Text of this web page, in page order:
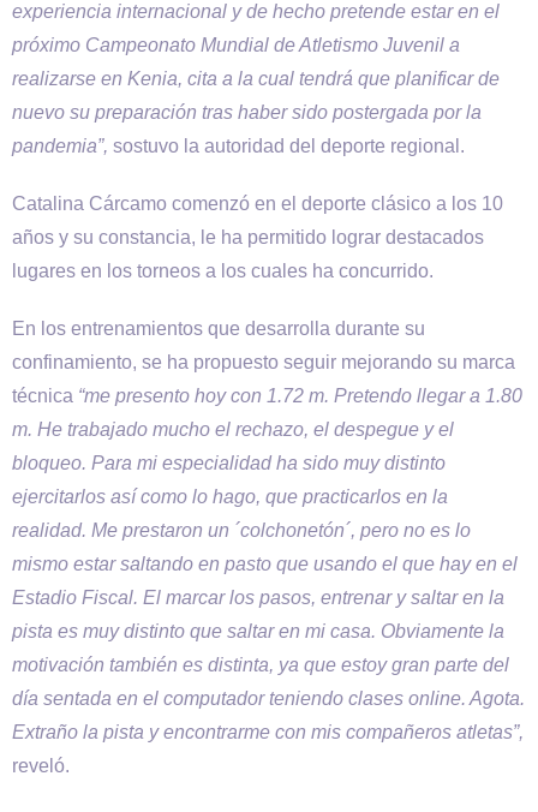
experiencia internacional y de hecho pretende estar en el
próximo Campeonato Mundial de Atletismo Juvenil a
realizarse en Kenia, cita a la cual tendrá que planificar de
nuevo su preparación tras haber sido postergada por la
pandemia”, sostuvo la autoridad del deporte regional.
Catalina Cárcamo comenzó en el deporte clásico a los 10
años y su constancia, le ha permitido lograr destacados
lugares en los torneos a los cuales ha concurrido.
En los entrenamientos que desarrolla durante su
confinamiento, se ha propuesto seguir mejorando su marca
técnica “me presento hoy con 1.72 m. Pretendo llegar a 1.80
m. He trabajado mucho el rechazo, el despegue y el
bloqueo. Para mi especialidad ha sido muy distinto
ejercitarlos así como lo hago, que practicarlos en la
realidad. Me prestaron un ´colchonetón´, pero no es lo
mismo estar saltando en pasto que usando el que hay en el
Estadio Fiscal. El marcar los pasos, entrenar y saltar en la
pista es muy distinto que saltar en mi casa. Obviamente la
motivación también es distinta, ya que estoy gran parte del
día sentada en el computador teniendo clases online. Agota.
Extraño la pista y encontrarme con mis compañeros atletas”,
reveló.